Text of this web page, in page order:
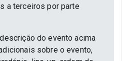
a terceiros por parte
do evento acima
sobre o evento,